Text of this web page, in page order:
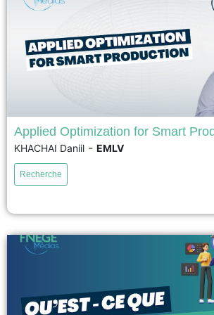
The optimal tool routing for cutting machines, also
optimisation is an important problem in production
is relevant in various manufacturing environments
voir
Applied Optimization for Smart
KHACHAI Daniil - EMLV
Recherche